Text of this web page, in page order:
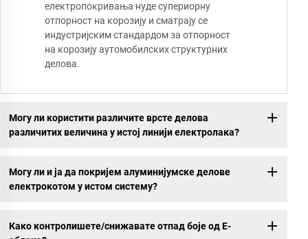
електропокривања нуде супериорну
отпорност на корозију и сматрају се
индустријским стандардом за отпорност
на корозију аутомобилских структурних
делова.
Могу ли користити различите врсте делова
различитих величина у истој линији електролака?
Могу ли и ја да покријем алуминијумске делове
електрокотом у истом систему?
Како контролишете/снижавате отпад боје од Е-